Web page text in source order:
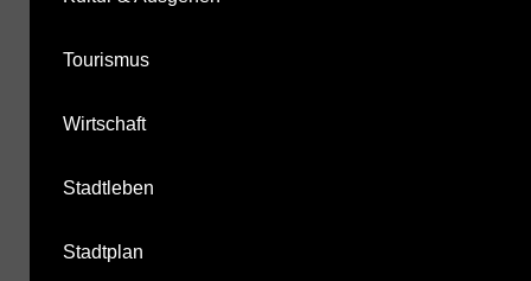
Tourismus
Wirtschaft
Stadtleben
Stadtplan